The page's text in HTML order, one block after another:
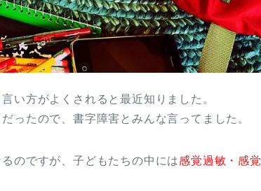
い方がよくされると最近知りました。
ったので、書字障害とみんな言ってました。
のですが、子どもたちの中には感覚過敏・感覚